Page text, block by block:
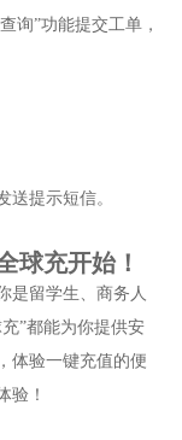
询”功能提交工单，
送提示短信。
球充开始！
是留学生、商务人
充”都能为你提供安
体验一键充值的便
验！